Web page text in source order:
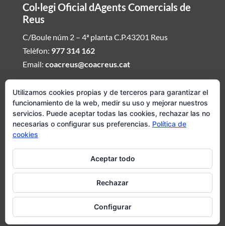
Col·legi Oficial dAgents Comercials de
Reus
C/Boule núm 2 – 4ª planta C.P.43201 Reus
Telèfon: 977 314 162
Email: coacreus@coacreus.cat
Horari del Col·legi dAgents Comercials
De dilluns a divendres de 16:00h a 19:30h
Si desitjeu ser atesos fora daquest envieu mail demanat hora i
Avís legal|Política de cookies|Política de privadesa
Utilizamos cookies propias y de terceros para garantizar el
funcionamiento de la web, medir su uso y mejorar nuestros
servicios. Puede aceptar todas las cookies, rechazar las no
necesarias o configurar sus preferencias. Política de
cookies
Aceptar todo
Rechazar
Configurar